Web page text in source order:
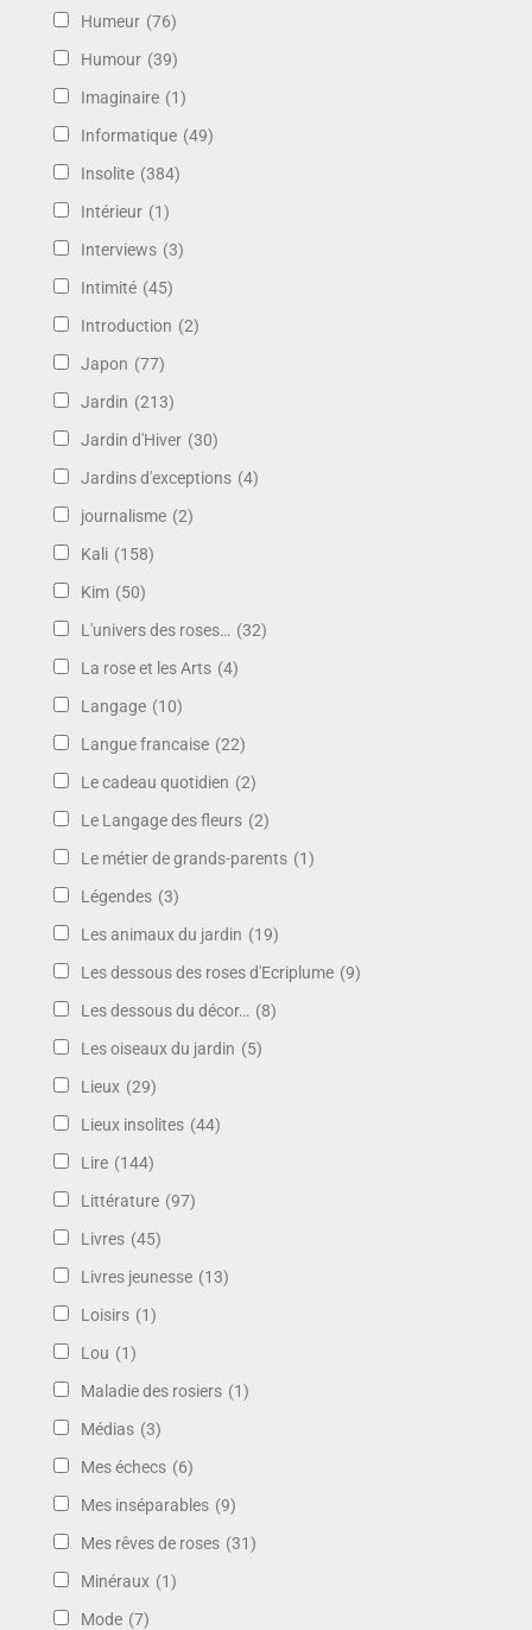
Humeur (76)
Humour (39)
Imaginaire (1)
Informatique (49)
Insolite (384)
Intérieur (1)
Interviews (3)
Intimité (45)
Introduction (2)
Japon (77)
Jardin (213)
Jardin d'Hiver (30)
Jardins d'exceptions (4)
journalisme (2)
Kali (158)
Kim (50)
L'univers des roses… (32)
La rose et les Arts (4)
Langage (10)
Langue francaise (22)
Le cadeau quotidien (2)
Le Langage des fleurs (2)
Le métier de grands-parents (1)
Légendes (3)
Les animaux du jardin (19)
Les dessous des roses d'Ecriplume (9)
Les dessous du décor… (8)
Les oiseaux du jardin (5)
Lieux (29)
Lieux insolites (44)
Lire (144)
Littérature (97)
Livres (45)
Livres jeunesse (13)
Loisirs (1)
Lou (1)
Maladie des rosiers (1)
Médias (3)
Mes échecs (6)
Mes inséparables (9)
Mes rêves de roses (31)
Minéraux (1)
Mode (7)